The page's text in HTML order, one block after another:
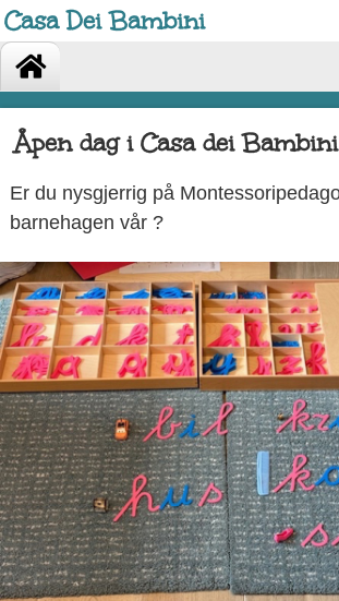
Casa Dei Bambini
Åpen dag i Casa dei
Er du nysgjerrig på
barnehagen vår ?